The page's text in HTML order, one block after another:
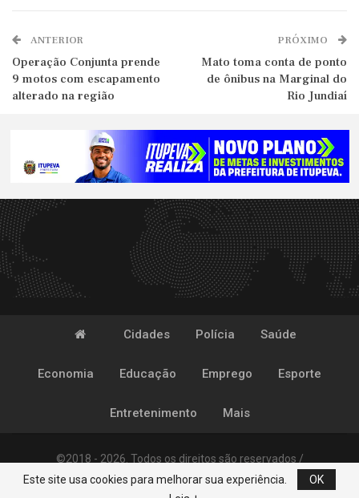
ANTERIOR
Operação Conjunta prende
9 motos com escapamento
alterado na região
PRÓXIMO
Mato toma conta de ponto
de ônibus na Marginal do
Rio Jundiaí
Cidades Polícia Saúde
Economia Educação Emprego Esporte
Entretenimento Mais
©2018 - 2026. Todos os direitos são reservados /
Desenvolvido porPOP
Este site usa cookies para melhorar sua experiência.
OK